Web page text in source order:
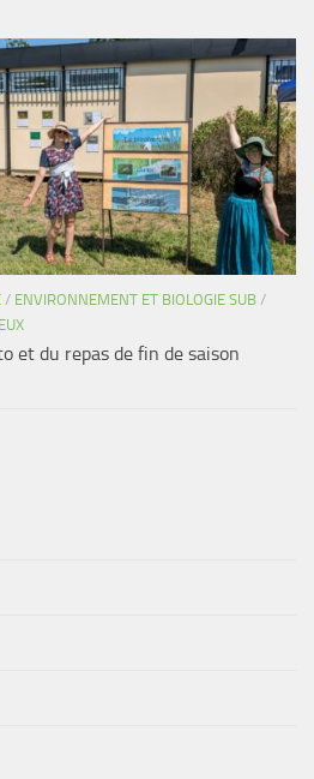
/ ENVIRONNEMENT ET BIOLOGIE SUB /
et du repas de fin de saison